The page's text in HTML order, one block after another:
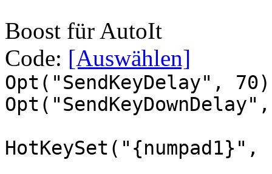
Boost für AutoIt
Code: [Auswählen]
Opt("SendKeyDelay", 70)